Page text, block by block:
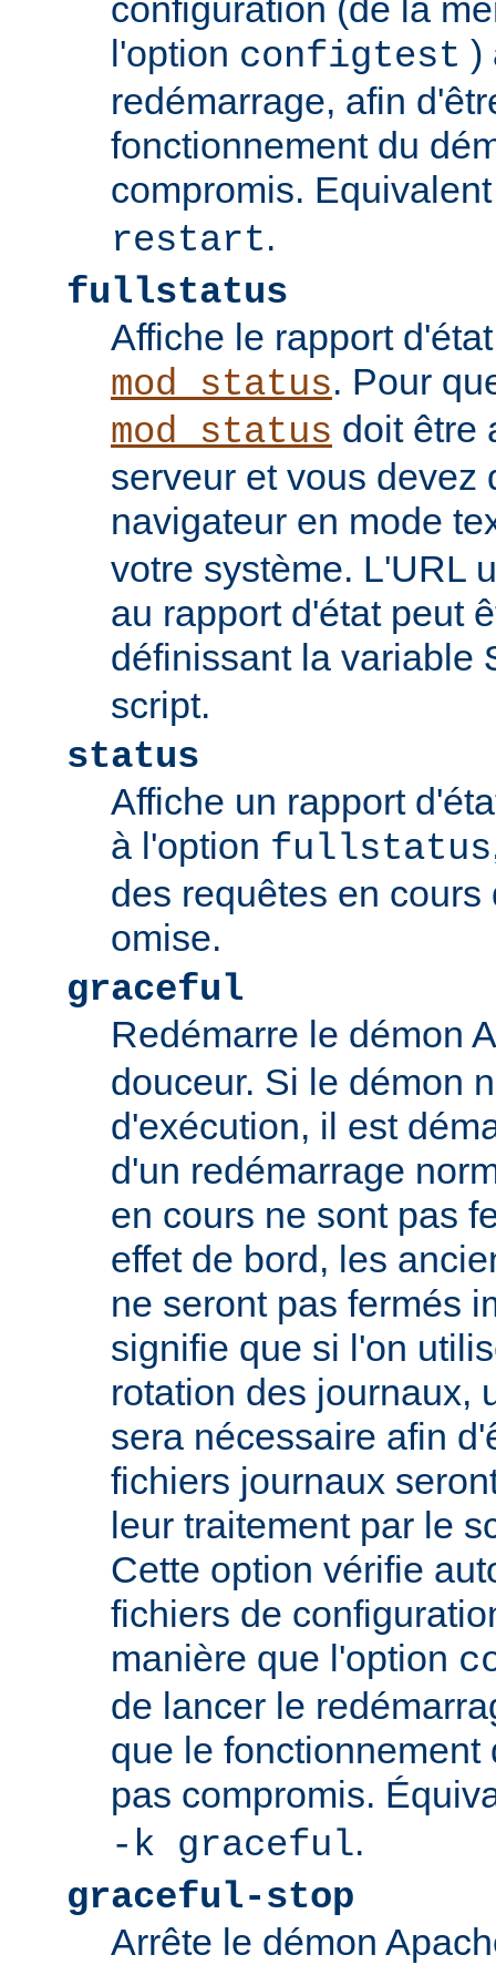
configuration (de la
l'option configtest )
redémarrage, afin
fonctionnement du
compromis.
restart.
fullstatus
Affiche le rapport
mod_status. Pour
mod_status doit être
serveur et vous devez
navigateur en mode
votre système. L'URL
au rapport d'état peut
définissant la variable
script.
status
Affiche un rapport
à l'option fullstatus
des requêtes en cours
omise.
graceful
Redémarre le démon
douceur. Si le démon
d'exécution, il est
d'un redémarrage
en cours ne sont pas
effet de bord, les
ne seront pas fermés
signifie que si l'on
rotation des journaux,
sera nécessaire afin
fichiers journaux
leur traitement par le
Cette option vérifie
fichiers de
manière que l'option
de lancer le
que le fonctionnement
pas compromis.
-k graceful.
graceful-stop
Arrête le démon